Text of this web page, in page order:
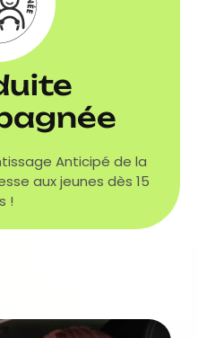
Anticipé de la
aux jeunes dès 15
!